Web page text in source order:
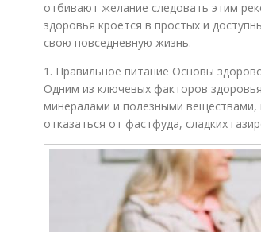
отбивают желание следовать этим
здоровья кроется в простых и
свою повседневную жизнь.
1. Правильное питание Основы
Одним из ключевых факторов
минералами и полезными
отказаться от фастфуда, сладких